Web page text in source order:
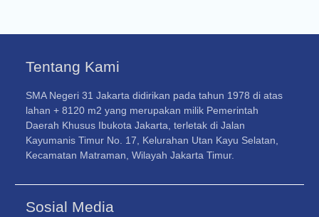
Tentang Kami
SMA Negeri 31 Jakarta didirikan pada tahun 1978 di atas
lahan + 8120 m2 yang merupakan milik Pemerintah
Daerah Khusus Ibukota Jakarta, terletak di Jalan
Kayumanis Timur No. 17, Kelurahan Utan Kayu Selatan,
Kecamatan Matraman, Wilayah Jakarta Timur.
Sosial Media